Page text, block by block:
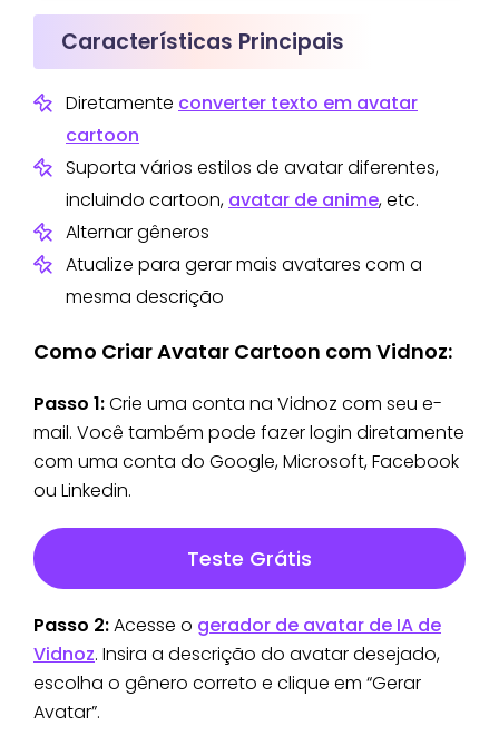
Características Principais
Diretamente converter texto em avatar
cartoon
Suporta vários estilos de avatar diferentes,
incluindo cartoon, avatar de anime, etc.
Alternar gêneros
Atualize para gerar mais avatares com a
mesma descrição
Como Criar Avatar Cartoon com Vidnoz:
Passo 1:Crie uma conta na Vidnoz com seu e-
mail. Você também pode fazer login diretamente
com uma conta do Google, Microsoft, Facebook
ou Linkedin.
Teste Grátis
Passo 2:Acesse o gerador de avatar de IA de
Vidnoz. Insira a descrição do avatar desejado,
escolha o gênero correto e clique em “Gerar
Avatar”.